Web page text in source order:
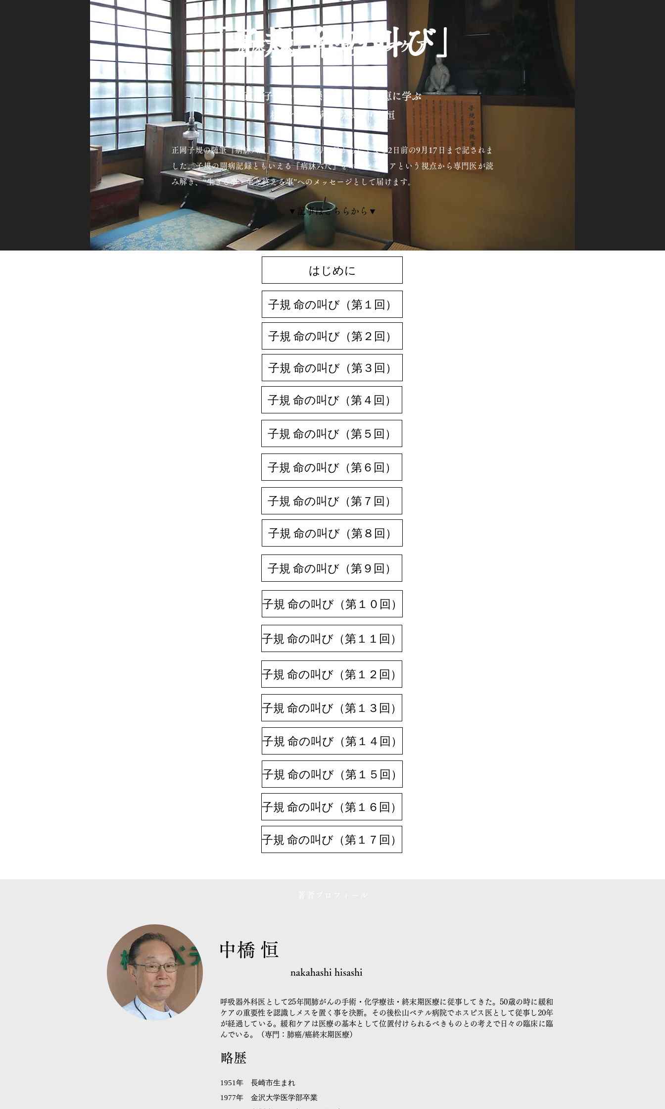
「子規 命の叫び」
病床六尺に学ぶホスピスケア
正岡子規の命を懸けた生きる知恵に学ぶ
松山べテル病院 院長 中橋 恒
正岡子規の随筆『病牀六尺』は明治35年5月5日から亡くなる2日前の9月17日まで記されま
した。子規の闘病記録ともいえる『病牀六尺』をホスピスケアという視点から専門医が読
み解き、“生きる事・生き終える事”へのメッセージとして届けます。
▼記事はこちらから▼
はじめに
子規 命の叫び（第１回）
子規 命の叫び（第２回）
子規 命の叫び（第３回）
子規 命の叫び（第４回）
子規 命の叫び（第５回）
子規 命の叫び（第６回）
子規 命の叫び（第７回）
子規 命の叫び（第８回）
子規 命の叫び（第９回）
子規 命の叫び（第１０回）
子規 命の叫び（第１１回）
子規 命の叫び（第１２回）
子規 命の叫び（第１３回）
子規 命の叫び（第１４回）
子規 命の叫び（第１５回）
子規 命の叫び（第１６回）
子規 命の叫び（第１７回）
中橋 恒
nakahashi hisashi
呼吸器外科医として25年間肺がんの手術・化学療法・終末期医療に従事してきた。50歳の時に緩和
ケアの重要性を認識しメスを置く事を決断。その後松山ベテル病院でホスピス医として従事し20年
が経過している。緩和ケアは医療の基本として位置付けられるべきものとの考えで日々の臨床に臨
んでいる。（専門：肺癌/癌終末期医療）
略歴
1951年 長崎市生まれ
1977年 金沢大学医学部卒業